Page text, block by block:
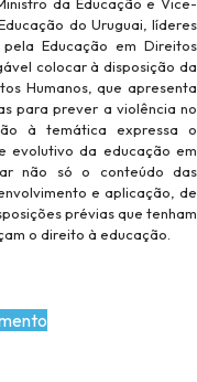
do Uruguai, líderes
Educação em Direitos
colocar à disposição da
Humanos, que apresenta
para prever a violência no
à temática expressa o
evolutivo da educação em
não só o conteúdo das
e aplicação, de
prévias que tenham
o direito à educação.